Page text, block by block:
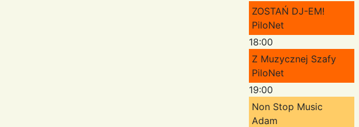
ZOSTAŃ DJ-EM!
PiloNet
18:00
Z Muzycznej Szafy
PiloNet
19:00
Non Stop Music
Adam